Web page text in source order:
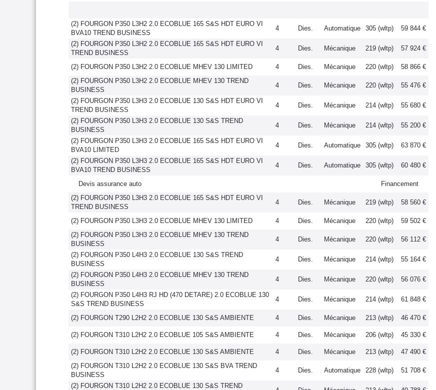
(2) FOURGON P350 L3H2 2.0 ECOBLUE 165 S&S HDT EURO VI
BVA10 TREND BUSINESS
4 Dies. Automatique 305 (wltp) 59 844 €
(2) FOURGON P350 L3H2 2.0 ECOBLUE 165 S&S HDT EURO VI
TREND BUSINESS
4 Dies. Mécanique 219 (wltp) 57 924 €
(2) FOURGON P350 L3H2 2.0 ECOBLUE MHEV 130 LIMITED 4 Dies. Mécanique 220 (wltp)
58 866 €
(2) FOURGON P350 L3H2 2.0 ECOBLUE MHEV 130 TREND
BUSINESS
4 Dies. Mécanique 220 (wltp) 55 476 €
(2) FOURGON P350 L3H3 2.0 ECOBLUE 130 S&S HDT EURO VI
TREND BUSINESS
4 Dies. Mécanique 214 (wltp) 55 680 €
(2) FOURGON P350 L3H3 2.0 ECOBLUE 130 S&S TREND
BUSINESS
4 Dies. Mécanique 214 (wltp) 55 200 €
(2) FOURGON P350 L3H3 2.0 ECOBLUE 165 S&S HDT EURO VI
BVA10 LIMITED
4 Dies. Automatique 305 (wltp) 63 870 €
(2) FOURGON P350 L3H3 2.0 ECOBLUE 165 S&S HDT EURO VI
BVA10 TREND BUSINESS
4 Dies. Automatique 305 (wltp) 60 480 €
Devis assurance auto
Financement
(2) FOURGON P350 L3H3 2.0 ECOBLUE 165 S&S HDT EURO VI
TREND BUSINESS
4 Dies. Mécanique 219 (wltp) 58 560 €
(2) FOURGON P350 L3H3 2.0 ECOBLUE MHEV 130 LIMITED 4 Dies. Mécanique 220 (wltp)
59 502 €
(2) FOURGON P350 L3H3 2.0 ECOBLUE MHEV 130 TREND
BUSINESS
4 Dies. Mécanique 220 (wltp) 56 112 €
(2) FOURGON P350 L4H3 2.0 ECOBLUE 130 S&S TREND
BUSINESS
4 Dies. Mécanique 214 (wltp) 55 164 €
(2) FOURGON P350 L4H3 2.0 ECOBLUE MHEV 130 TREND
BUSINESS
4 Dies. Mécanique 220 (wltp) 56 076 €
(2) FOURGON P350 L4H3 RJ HD (470 DETARE) 2.0 ECOBLUE 130
S&S TREND BUSINESS
4 Dies. Mécanique 214 (wltp) 61 848 €
(2) FOURGON T290 L2H2 2.0 ECOBLUE 130 S&S AMBIENTE 4 Dies. Mécanique 213 (wltp) 46 470 €
(2) FOURGON T310 L2H2 2.0 ECOBLUE 105 S&S AMBIENTE 4 Dies. Mécanique 206 (wltp) 45 330 €
(2) FOURGON T310 L2H2 2.0 ECOBLUE 130 S&S AMBIENTE 4 Dies. Mécanique 213 (wltp)
47 490 €
(2) FOURGON T310 L2H2 2.0 ECOBLUE 130 S&S BVA TREND
BUSINESS
4 Dies. Automatique 228 (wltp) 51 708 €
(2) FOURGON T310 L2H2 2.0 ECOBLUE 130 S&S TREND